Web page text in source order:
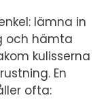
lämna in
och hämta
kulisserna
En
ofta: